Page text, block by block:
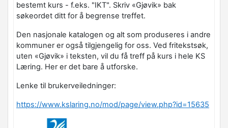
bestemt kurs - f.eks. "IKT". Skriv «Gjøvik» bak
søkeordet ditt for å begrense treffet.
Den nasjonale katalogen og alt som produseres i andre
kommuner er også tilgjengelig for oss. Ved fritekstsøk,
uten «Gjøvik» i teksten, vil du få treff på kurs i hele KS
Læring. Her er det bare å utforske.
Lenke til brukerveiledninger:
https://www.kslaring.no/mod/page/view.php?id=15635